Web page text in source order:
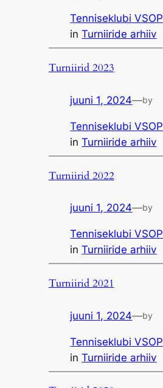
Tenniseklubi VSOP
inTurniiride arhiiv
Turniirid 2023
juuni 1, 2024—by
Tenniseklubi VSOP
inTurniiride arhiiv
Turniirid 2022
juuni 1, 2024—by
Tenniseklubi VSOP
inTurniiride arhiiv
Turniirid 2021
juuni 1, 2024—by
Tenniseklubi VSOP
inTurniiride arhiiv